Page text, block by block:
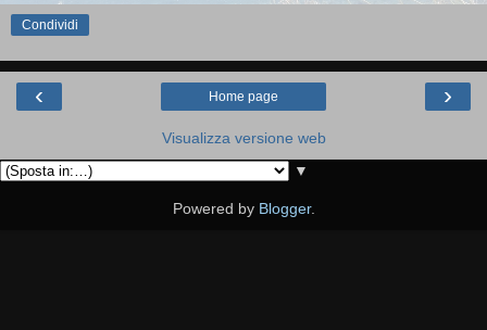
Condividi
‹ ›
Home page
Visualizza versione web
▼
Powered by Blogger.